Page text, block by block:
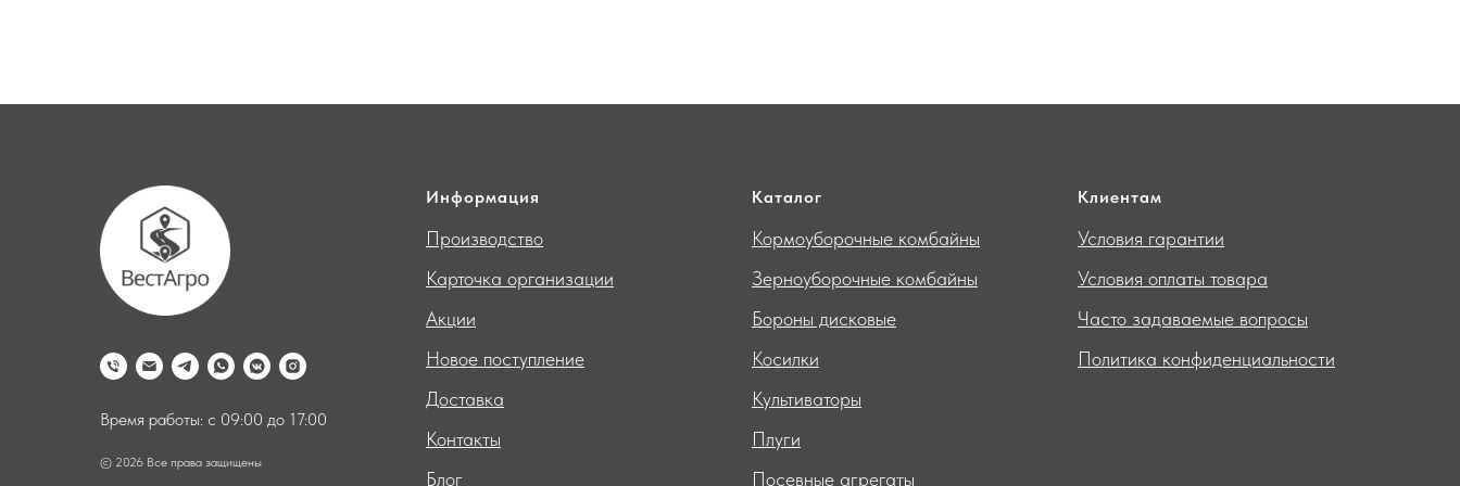
Время работы: с 09:00 до 17:00
© 2026 Все права защищены
Информация
Производство
Карточка организации
Акции
Новое поступление
Доставка
Контакты
Блог
Каталог
Кормоуборочные комбайны
Зерноуборочные комбайны
Бороны дисковые
Косилки
Культиваторы
Плуги
Посевные агрегаты
Клиентам
Условия гарантии
Условия оплаты товара
Часто задаваемые вопросы
Политика конфиденциальности